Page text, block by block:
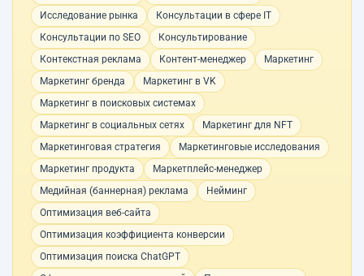
Исследование рынка
Консультации в сфере IT
Консультации по SEO
Консультирование
Контекстная реклама
Контент-менеджер
Маркетинг
Маркетинг бренда
Маркетинг в VK
Маркетинг в поисковых системах
Маркетинг в социальных сетях
Маркетинг для NFT
Маркетинговая стратегия
Маркетинговые исследования
Маркетинг продукта
Маркетплейс-менеджер
Медийная (баннерная) реклама
Нейминг
Оптимизация веб-сайта
Оптимизация коэффициента конверсии
Оптимизация поиска ChatGPT